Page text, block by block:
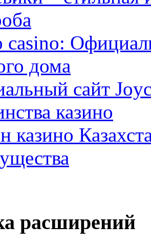
casino:
дома
сайт
казино
казино
расширений